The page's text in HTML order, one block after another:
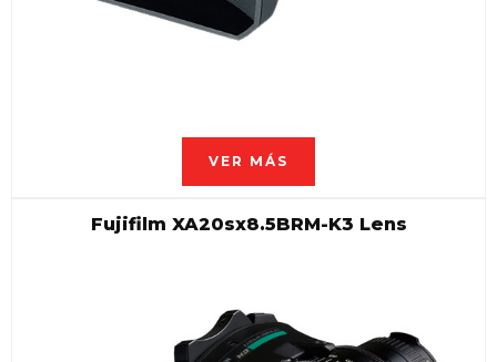
VER MÁS
Fujifilm XA20sx8.5BRM-K3 Lens